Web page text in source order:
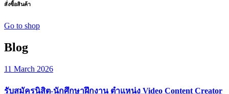
สั่งซื้อสินค้า
Go to shop
Blog
11 March 2026
รับสมัครนิสิต-นักศึกษาฝึกงาน ตำแหน่ง Video Content Creator